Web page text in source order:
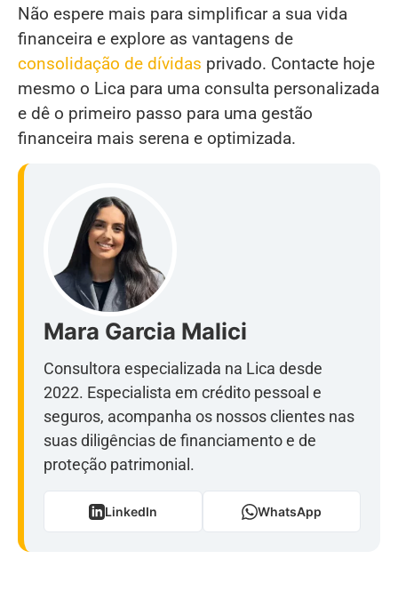
Não espere mais para simplificar a sua vida
financeira e explore as vantagens de
consolidação de dívidas privado. Contacte hoje
mesmo o Lica para uma consulta personalizada
e dê o primeiro passo para uma gestão
financeira mais serena e optimizada.
Mara Garcia Malici
Consultora especializada na Lica desde
2022. Especialista em crédito pessoal e
seguros, acompanha os nossos clientes nas
suas diligências de financiamento e de
proteção patrimonial.
LinkedIn WhatsApp